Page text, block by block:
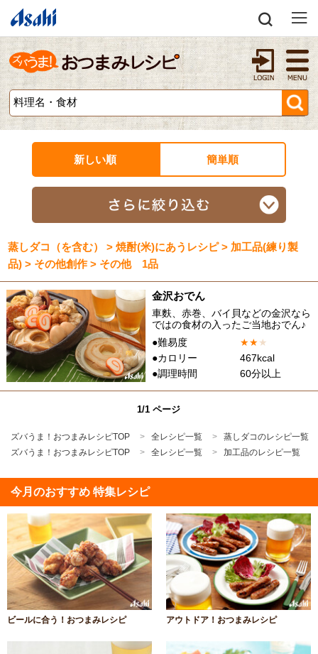
新しい順 簡単順
蒸しダコ（を含む） > 焼酎(米)にあうレシピ > 加工品(練り製
品) > その他創作 > その他 1品
金沢おでん
車麩、赤巻、バイ貝などの金沢なら
ではの食材の入ったご当地おでん♪
●難易度
★★★
●カロリー
467kcal
●調理時間
60分以上
1/1 ページ
ズバうま！おつまみレシピTOP 全レシピ一覧
蒸しダコのレシピ一覧
ズバうま！おつまみレシピTOP
全レシピ一覧 加工品のレシピ一覧
今月のおすすめ 特集レシピ
ビールに合う！おつまみレシピ アウトドア！おつまみレシピ